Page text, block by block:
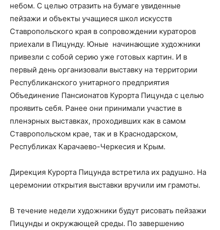
небом. С целью отразить на бумаге увиденные
пейзажи и объекты учащиеся школ искусств
Ставропольского края в сопровождении кураторов
приехали в Пицунду. Юные начинающие художники
привезли с собой серию уже готовых картин. И в
первый день организовали выставку на территории
Республиканского унитарного предприятия
Объединение Пансионатов Курорта Пицунда с целью
проявить себя. Ранее они принимали участие в
пленэрных выставках, проходивших как в самом
Ставропольском крае, так и в Краснодарском,
Республиках Карачаево-Черкесия и Крым.
Дирекция Курорта Пицунда встретила их радушно. На
церемонии открытия выставки вручили им грамоты.
В течение недели художники будут рисовать пейзажи
Пицунды и окружающей среды. По завершению